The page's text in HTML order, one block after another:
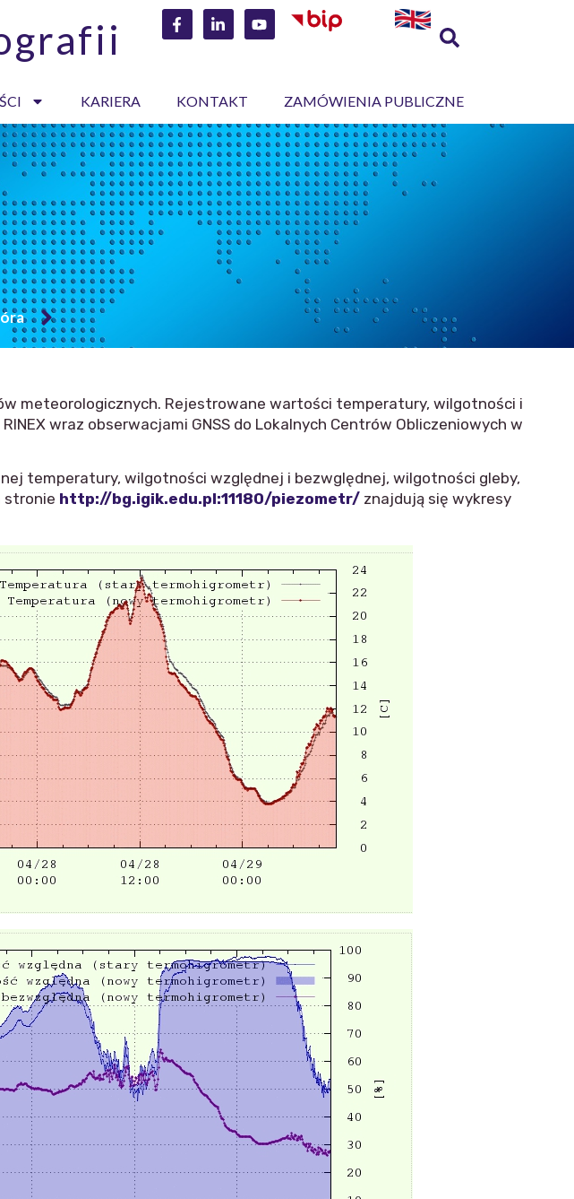
KARIERA KONTAKT ZAMÓWIENIA PUBLICZNE
meteorologicznych. Rejestrowane wartości temperatury, wilgotności i
wraz obserwacjami GNSS do Lokalnych Centrów Obliczeniowych w
temperatury, wilgotności względnej i bezwględnej, wilgotności gleby,
stronie http://bg.igik.edu.pl:11180/piezometr/ znajdują się wykresy